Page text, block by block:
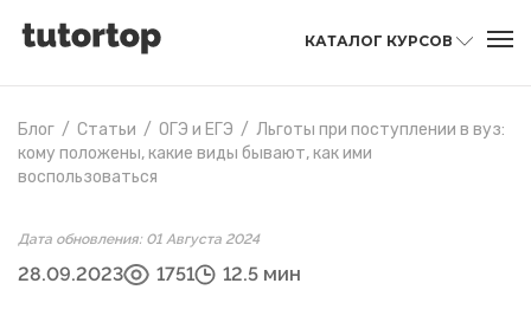
КАТАЛОГ КУРСОВ
Блог / Статьи / ОГЭ и ЕГЭ / Льготы при поступлении в вуз:
кому положены, какие виды бывают, как ими
воспользоваться
Дата обновления: 01 Августа 2024
28.09.2023 1751 12.5 мин